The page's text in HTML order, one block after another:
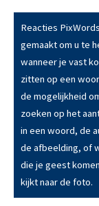
Reacties
gemaakt om u te
wanneer je vast
zitten op een
de mogelijkheid
zoeken op het
in een woord, de
de afbeelding, of
die je geest
kijkt naar de foto.